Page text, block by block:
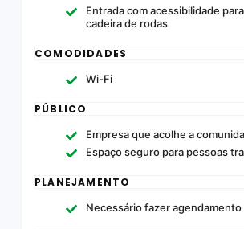
Entrada com acessibilidade
cadeira de rodas
COMODIDADES
Wi-Fi
PÚBLICO
Empresa que acolhe a
Espaço seguro para pessoas
PLANEJAMENTO
Necessário fazer agendamento